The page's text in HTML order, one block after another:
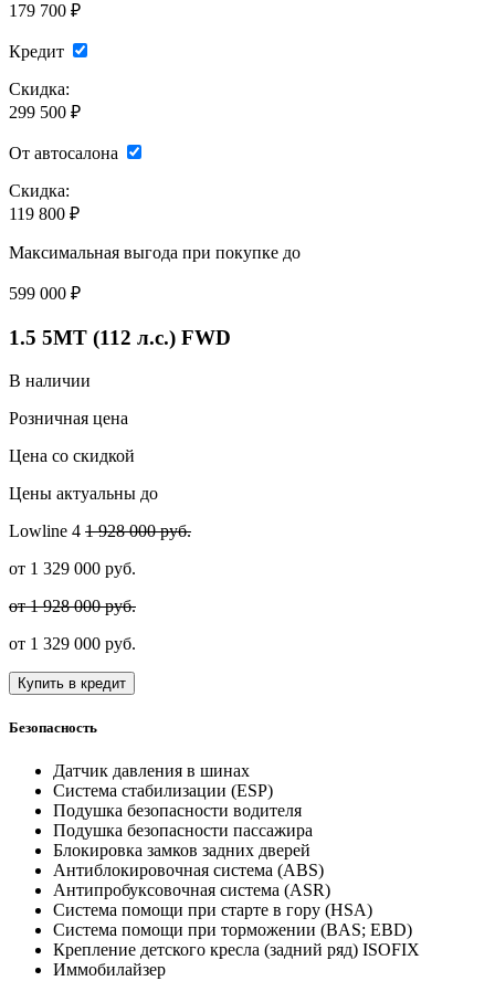
179 700 ₽
Кредит
Скидка:
299 500 ₽
От автосалона
Скидка:
119 800 ₽
Максимальная выгода при покупке до
599 000 ₽
1.5 5MT (112 л.с.) FWD
В наличии
Розничная цена
Цена со скидкой
Цены актуальны до
Lowline 4 1 928 000 руб.
от 1 329 000 руб.
от 1 928 000 руб.
от 1 329 000 руб.
Купить в кредит
Безопасность
Датчик давления в шинах
Система стабилизации (ESP)
Подушка безопасности водителя
Подушка безопасности пассажира
Блокировка замков задних дверей
Антиблокировочная система (ABS)
Антипробуксовочная система (ASR)
Система помощи при старте в гору (HSA)
Система помощи при торможении (BAS; EBD)
Крепление детского кресла (задний ряд) ISOFIX
Иммобилайзер